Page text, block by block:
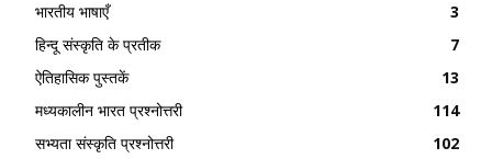
भारतीय भाषाएँ
3
हिन्दू संस्कृति के प्रतीक
7
ऐतिहासिक पुस्तकें
13
मध्यकालीन भारत प्रश्नोत्तरी
114
सभ्यता संस्कृति प्रश्नोत्तरी
102